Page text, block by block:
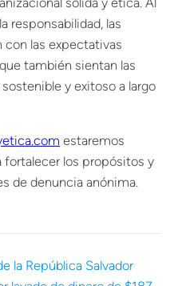
responsabilidad, las
las expectativas
también sientan las
y exitoso a largo
estaremos
fortalecer los propósitos y
de denuncia anónima.
la República Salvador